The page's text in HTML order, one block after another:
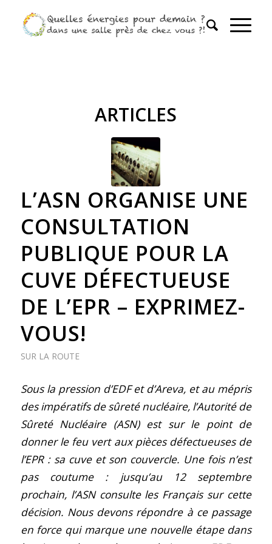
ARTICLES
L’ASN ORGANISE UNE
CONSULTATION
PUBLIQUE POUR LA
CUVE DÉFECTUEUSE
DE L’EPR – EXPRIMEZ-
VOUS!
SUR LA ROUTE
Sous la pression d’EDF et d’Areva, et au mépris
des impératifs de sûreté nucléaire, l’Autorité de
Sûreté Nucléaire (ASN) est sur le point de
donner le feu vert aux pièces défectueuses de
l’EPR : sa cuve et son couvercle. Une fois n’est
pas coutume : jusqu’au 12 septembre
prochain, l’ASN consulte les Français sur cette
décision. Nous devons répondre à ce passage
en force qui marque une nouvelle étape dans